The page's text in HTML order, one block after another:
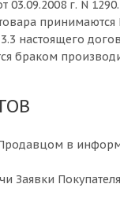
г. N 1290.
настоящего
браком
в
Заявки